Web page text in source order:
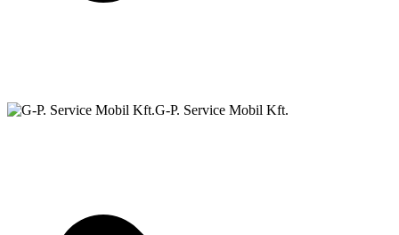
G-P. Service Mobil Kft.